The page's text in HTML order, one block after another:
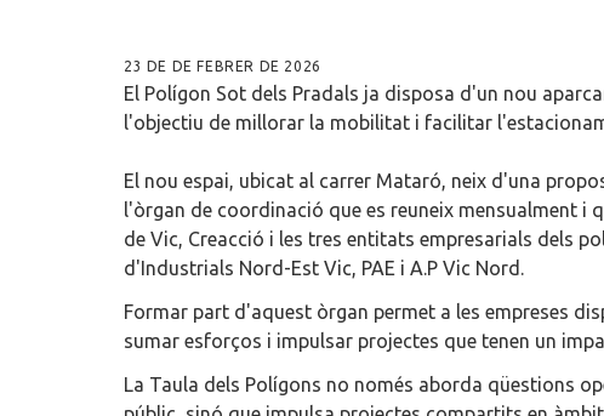
23 DE DE FEBRER DE 2026
El Polígon Sot dels Pradals ja disposa d'un nou
l'objectiu de millorar la mobilitat i facilitar
El nou espai, ubicat al carrer Mataró, neix d'una
l'òrgan de coordinació que es reuneix mensualment i
de Vic, Creacció i les tres entitats empresarials dels
d'Industrials Nord-Est Vic, PAE i A.P Vic Nord.
Formar part d'aquest òrgan permet a les empreses
sumar esforços i impulsar projectes que tenen un
La Taula dels Polígons no només aborda qüestions